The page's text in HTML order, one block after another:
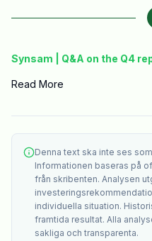
Synsam | Q&A on the Q4
Read More
Denna text ska inte ses
Informationen baseras på
från skribenten. Analysen
individuella situation.
framtida resultat. Alla
sakliga och transparenta.